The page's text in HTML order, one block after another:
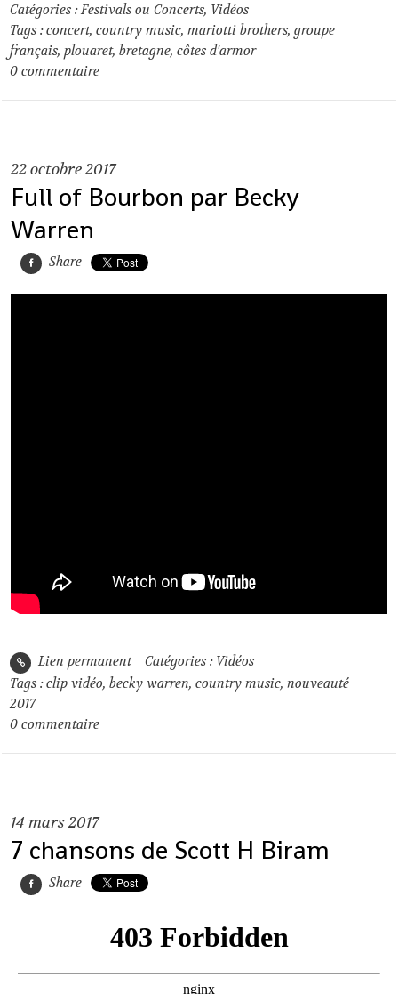
Catégories :Festivals ou Concerts, Vidéos
Tags :concert,country music,mariotti brothers,groupe
français,plouaret,bretagne,côtes d'armor
0 commentaire
22octobre 2017
Full of Bourbon par Becky
Warren
Share
Lien permanent Catégories : Vidéos
Tags :clip vidéo,becky warren,country music,nouveauté
2017
0 commentaire
14 mars 2017
7 chansons de Scott H Biram
Share